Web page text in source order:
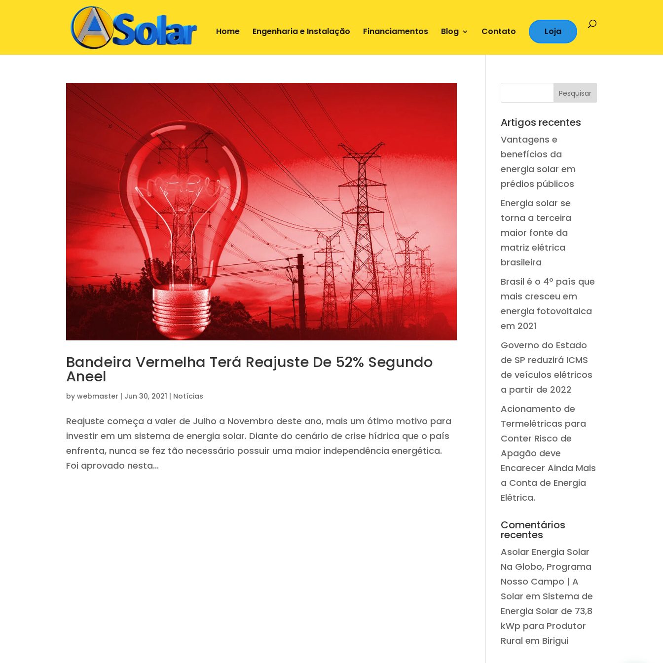
Home Engenharia e Instalação Financiamentos Blog Contato Loja
Bandeira Vermelha Terá Reajuste De 52% Segundo
Aneel
bywebmaster | Jun 30, 2021 | Notícias
Reajuste começa a valer de Julho a Novembro deste ano, mais um ótimo motivo para
investir em um sistema de energia solar. Diante do cenário de crise hídrica que o país
enfrenta, nunca se fez tão necessário possuir uma maior independência energética.
Foi aprovado nesta...
Artigos recentes
Vantagens e
benefícios da
energia solar em
prédios públicos
Energia solar se
torna a terceira
maior fonte da
matriz elétrica
brasileira
Brasil é o 4º país que
mais cresceu em
energia fotovoltaica
em 2021
Governo do Estado
de SP reduzirá ICMS
de veículos elétricos
a partir de 2022
Acionamento de
Termelétricas para
Conter Risco de
Apagão deve
Encarecer Ainda Mais
a Conta de Energia
Elétrica.
Comentários
recentes
Asolar Energia Solar
Na Globo, Programa
Nosso Campo | A
Solar em Sistema de
Energia Solar de 73,8
kWp para Produtor
Rural em Birigui